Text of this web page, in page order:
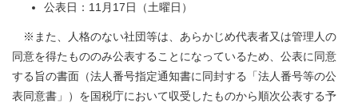
公表日：11月17日（土曜日）
※また、人格のない社団等は、あらかじめ代表者又は管理人の
同意を得たもののみ公表することになっているため、公表に同意
する旨の書面（法人番号指定通知書に同封する「法人番号等の公
表同意書」）を国税庁において収受したものから順次公表する予